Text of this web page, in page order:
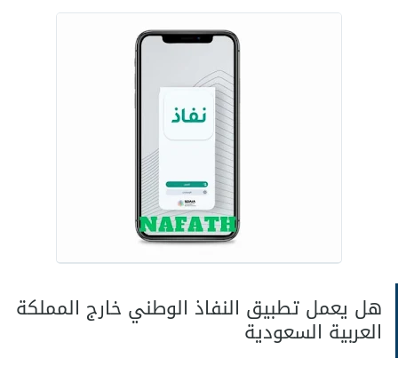
هل يعمل تطبيق النفاذ الوطني خارج المملكة
العربية السعودية